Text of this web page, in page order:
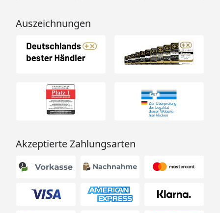
Auszeichnungen
Akzeptierte Zahlungsarten